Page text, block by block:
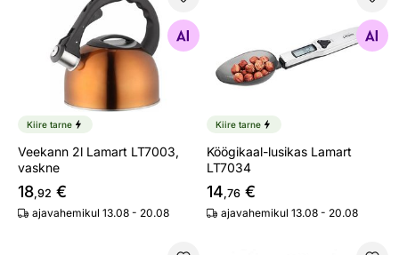
Veekann 2l Lamart LT7003, vaskne
Otsi sarnaseid
Kiire tarne
Veekann 2l Lamart LT7003,
vaskne
18,92 €
ajavahemikul 13.08 - 20.08
Otsi sarnaseid
Kiire tarne
Köögikaal-lusikas Lamart
LT7034
14,76 €
ajavahemikul 13.08 - 20.08